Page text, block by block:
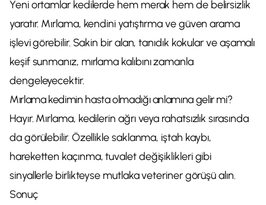
Yeni ortamlar kedilerde hem merak hem de belirsizlik
yaratır. Mırlama, kendini yatıştırma ve güven arama
işlevi görebilir. Sakin bir alan, tanıdık kokular ve aşamalı
keşif sunmanız, mırlama kalıbını zamanla
dengeleyecektir.
Mırlama kedimin hasta olmadığı anlamına gelir mi?
Hayır. Mırlama, kedilerin ağrı veya rahatsızlık sırasında
da görülebilir. Özellikle saklanma, iştah kaybı,
hareketten kaçınma, tuvalet değişiklikleri gibi
sinyallerle birlikteyse mutlaka veteriner görüşü alın.
Sonuç